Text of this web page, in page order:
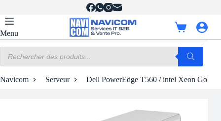
contenu
Menu
Panier
d’achat
produits
Navicom Serveur Dell PowerEdge T560 / intel Xeon Gold